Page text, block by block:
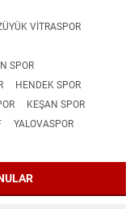
VİTRASPOR
SPOR
HENDEK SPOR
KEŞAN SPOR
YALOVASPOR